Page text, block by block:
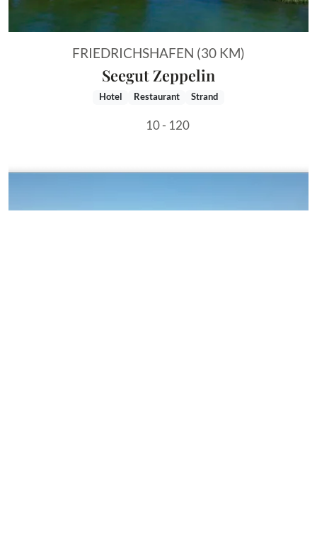
FRIEDRICHSHAFEN (30 KM)
Seegut Zeppelin
Hotel Restaurant Strand
10 - 120